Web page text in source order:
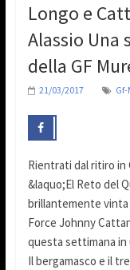
Longo e
Alassio
della GF
21/03/2017 Gf-
Rientrati dal ritiro in
&laquo;El Reto del
brillantemente vinta
Force Johnny
questa settimana in
Il bergamasco e il